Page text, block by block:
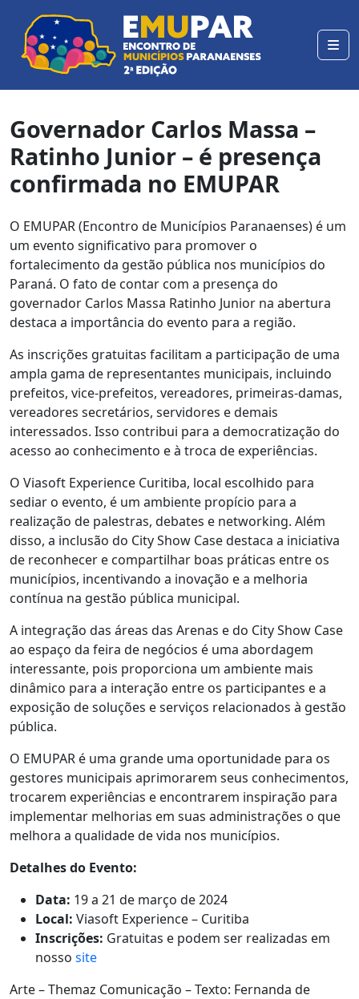
Governador Carlos Massa –
Ratinho Junior – é presença
confirmada no EMUPAR
O EMUPAR (Encontro de Municípios Paranaenses) é um
um evento significativo para promover o
fortalecimento da gestão pública nos municípios do
Paraná. O fato de contar com a presença do
governador Carlos Massa Ratinho Junior na abertura
destaca a importância do evento para a região.
As inscrições gratuitas facilitam a participação de uma
ampla gama de representantes municipais, incluindo
prefeitos, vice-prefeitos, vereadores, primeiras-damas,
vereadores secretários, servidores e demais
interessados. Isso contribui para a democratização do
acesso ao conhecimento e à troca de experiências.
O Viasoft Experience Curitiba, local escolhido para
sediar o evento, é um ambiente propício para a
realização de palestras, debates e networking. Além
disso, a inclusão do City Show Case destaca a iniciativa
de reconhecer e compartilhar boas práticas entre os
municípios, incentivando a inovação e a melhoria
contínua na gestão pública municipal.
A integração das áreas das Arenas e do City Show Case
ao espaço da feira de negócios é uma abordagem
interessante, pois proporciona um ambiente mais
dinâmico para a interação entre os participantes e a
exposição de soluções e serviços relacionados à gestão
pública.
O EMUPAR é uma grande uma oportunidade para os
gestores municipais aprimorarem seus conhecimentos,
trocarem experiências e encontrarem inspiração para
implementar melhorias em suas administrações o que
melhora a qualidade de vida nos municípios.
Detalhes do Evento:
Data: 19 a 21 de março de 2024
Local: Viasoft Experience – Curitiba
Inscrições: Gratuitas e podem ser realizadas em
nosso site
Arte – Themaz Comunicação – Texto: Fernanda de